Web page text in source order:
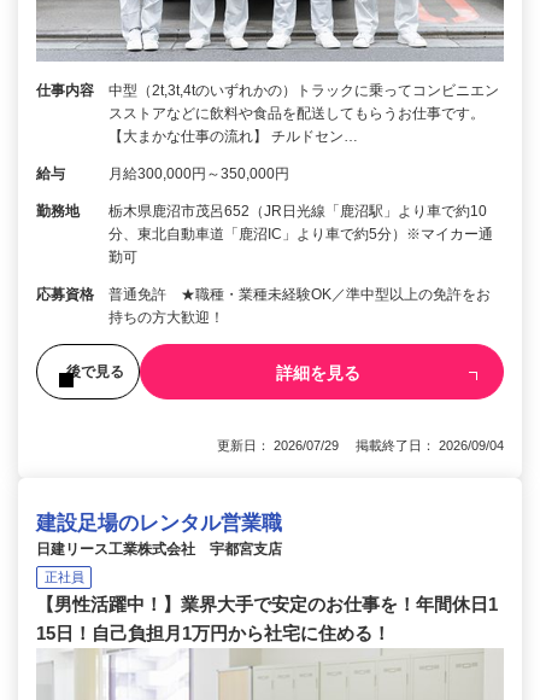
仕事内容
中型（2t,3t,4tのいずれかの）トラックに乗ってコンビニエン
スストアなどに飲料や食品を配送してもらうお仕事です。
【大まかな仕事の流れ】 チルドセン…
給与 月給300,000円～350,000円
勤務地
栃木県鹿沼市茂呂652（JR日光線「鹿沼駅」より車で約10
分、東北自動車道「鹿沼IC」より車で約5分）※マイカー通
勤可
応募資格
普通免許 ★職種・業種未経験OK／準中型以上の免許をお
持ちの方大歓迎！
後で見る 詳細を見る
更新日： 2026/07/29 掲載終了日： 2026/09/04
建設足場のレンタル営業職
日建リース工業株式会社 宇都宮支店
正社員
【男性活躍中！】業界大手で安定のお仕事を！年間休日1
15日！自己負担月1万円から社宅に住める！